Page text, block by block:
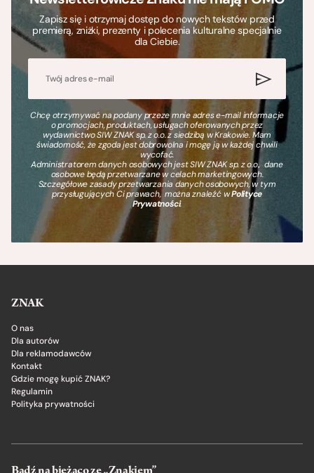
Zapisz się i otrzymaj dostęp do nowych tekstów przed
premierą, zniżki, prezenty i polecenia kulturalne specjalnie
dla Ciebie.
Chcę otrzymywać na podany przeze mnie adres e-mail informacje
o promocjach, produktach, usługach oferowanych przez
wydawnictwo SIW ZNAK sp. z o.o. z siedzibą w Krakowie. Mam
świadomość, że zgoda jest dobrowolna i mogę ją w każdej chwili
wycofać.
Administratorem danych osobowych jest SIW ZNAK sp. z o.o., dane
osobowe będą przetwarzane w celach marketingowych.
Szczegółowe zasady przetwarzania danych osobowych, w tym
przysługujących Ci prawach, można znaleźć wPolityce
Prywatności.
ZNAK
O nas
Dla autorów
Dla reklamodawców
Kontakt
Gdzie mogę kupić ZNAK?
Regulamin
Polityka prywatności